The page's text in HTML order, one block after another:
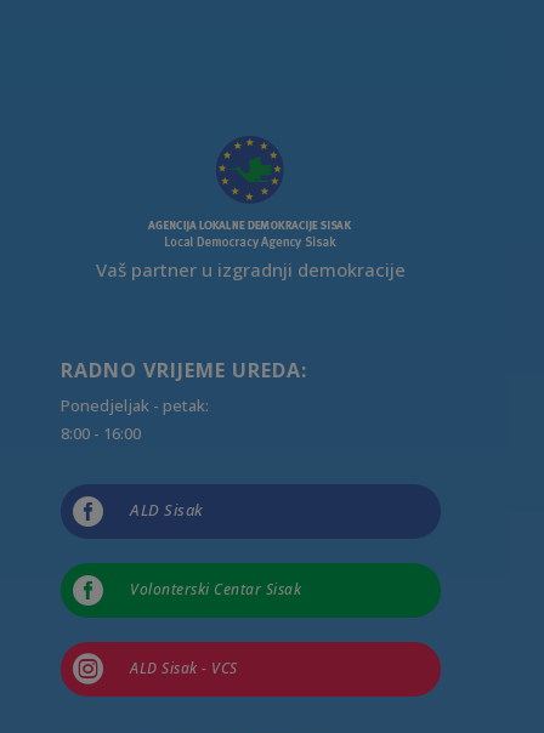
Vaš partner u izgradnji demokracije
RADNO VRIJEME UREDA:
Ponedjeljak - petak:
8:00 - 16:00
 ALD Sisak
 Volonterski Centar Sisak
 ALD Sisak - VCS